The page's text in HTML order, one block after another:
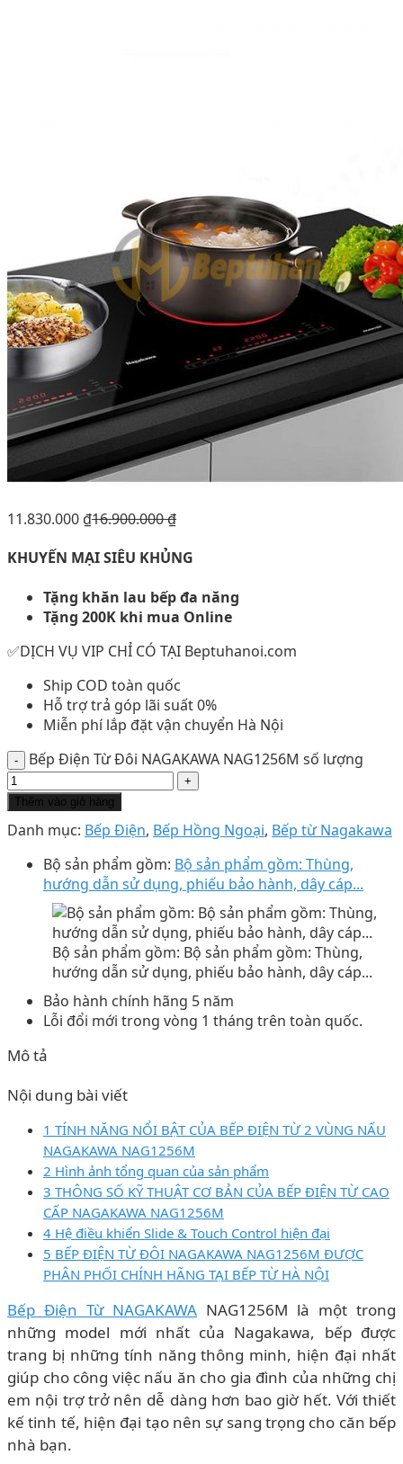
11.830.000 ₫16.900.000₫
KHUYẾN MẠI SIÊU KHỦNG
Tặng khăn lau bếp đa năng
Tặng 200K khi mua Online
✅DỊCH VỤ VIP CHỈ CÓ TẠI Beptuhanoi.com
Ship COD toàn quốc
Hỗ trợ trả góp lãi suất 0%
Miễn phí lắp đặt vận chuyển Hà Nội
Bếp Điện Từ Đôi NAGAKAWA NAG1256M số lượng
Thêm vào giỏ hàng
Danh mục: Bếp Điện, Bếp Hồng Ngoại, Bếp từ Nagakawa
Bộ sản phẩm gồm: Bộ sản phẩm gồm: Thùng,
hướng dẫn sử dụng, phiếu bảo hành, dây cáp...
Bộ sản phẩm gồm: Bộ sản phẩm gồm: Thùng,
hướng dẫn sử dụng, phiếu bảo hành, dây cáp...
Bảo hành chính hãng 5 năm
Lỗi đổi mới trong vòng 1 tháng trên toàn quốc.
Mô tả
Nội dung bài viết
1 TÍNH NĂNG NỔI BẬT CỦA BẾP ĐIỆN TỪ 2 VÙNG NẤU
NAGAKAWA NAG1256M
2 Hình ảnh tổng quan của sản phẩm
3 THÔNG SỐ KỸ THUẬT CƠ BẢN CỦA BẾP ĐIỆN TỪ CAO
CẤP NAGAKAWA NAG1256M
4 Hệ điều khiển Slide & Touch Control hiện đại
5 BẾP ĐIỆN TỪ ĐÔI NAGAKAWA NAG1256M ĐƯỢC
PHÂN PHỐI CHÍNH HÃNG TẠI BẾP TỪ HÀ NỘI
Bếp Điện Từ NAGAKAWA NAG1256M là một trong
những model mới nhất của Nagakawa, bếp được
trang bị những tính năng thông minh, hiện đại nhất
giúp cho công việc nấu ăn cho gia đình của những chị
em nội trợ trở nên dễ dàng hơn bao giờ hết. Với thiết
kế tinh tế, hiện đại tạo nên sự sang trọng cho căn bếp
nhà bạn.